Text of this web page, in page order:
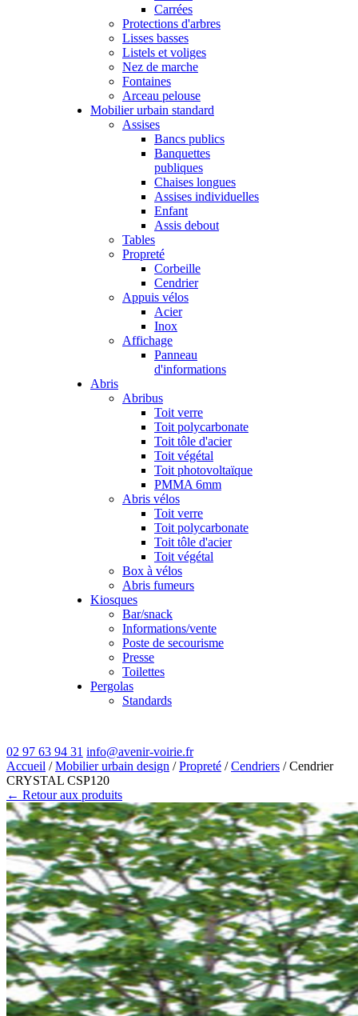
Carrées
Protections d'arbres
Lisses basses
Listels et voliges
Nez de marche
Fontaines
Arceau pelouse
Mobilier urbain standard
Assises
Bancs publics
Banquettes
publiques
Chaises longues
Assises individuelles
Enfant
Assis debout
Tables
Propreté
Corbeille
Cendrier
Appuis vélos
Acier
Inox
Affichage
Panneau
d'informations
Abris
Abribus
Toit verre
Toit polycarbonate
Toit tôle d'acier
Toit végétal
Toit photovoltaïque
PMMA 6mm
Abris vélos
Toit verre
Toit polycarbonate
Toit tôle d'acier
Toit végétal
Box à vélos
Abris fumeurs
Kiosques
Bar/snack
Informations/vente
Poste de secourisme
Presse
Toilettes
Pergolas
Standards
02 97 63 94 31 info@avenir-voirie.fr
Accueil /Mobilier urbain design /Propreté /Cendriers / Cendrier
CRYSTAL CSP120
← Retour aux produits